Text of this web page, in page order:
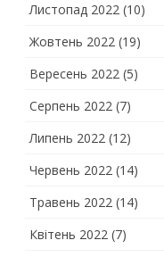
Листопад 2022 (10)
Жовтень 2022 (19)
Вересень 2022 (5)
Серпень 2022 (7)
Липень 2022 (12)
Червень 2022 (14)
Травень 2022 (14)
Квітень 2022 (7)